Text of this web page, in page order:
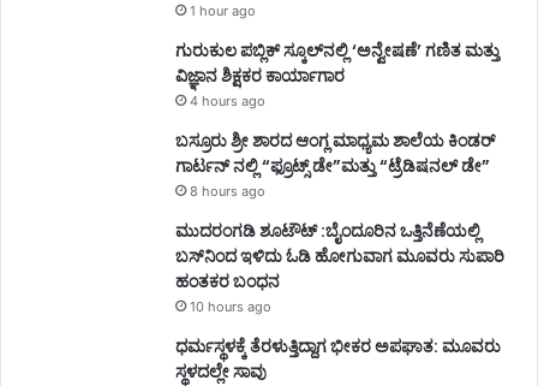
1 hour ago
ಗುರುಕುಲ ಪಬ್ಲಿಕ್ ಸ್ಕೂಲ್‌ನಲ್ಲಿ ‘ಅನ್ವೇಷಣೆ’ ಗಣಿತ ಮತ್ತು
ವಿಜ್ಞಾನ ಶಿಕ್ಷಕರ ಕಾರ್ಯಾಗಾರ
4 hours ago
ಬಸ್ರೂರು ಶ್ರೀ ಶಾರದ ಆಂಗ್ಲ ಮಾಧ್ಯಮ ಶಾಲೆಯ ಕಿಂಡರ್
ಗಾರ್ಟನ್ ನಲ್ಲಿ “ಫ್ರೂಟ್ಸ್ ಡೇ”ಮತ್ತು “ಟ್ರೆಡಿಷನಲ್ ಡೇ”
8 hours ago
ಮುದರಂಗಡಿ ಶೂಟೌಟ್ :ಬೈಂದೂರಿನ ಒತ್ತಿನೆಣೆಯಲ್ಲಿ
ಬಸ್‌ನಿಂದ ಇಳಿದು ಓಡಿ ಹೋಗುವಾಗ ಮೂವರು ಸುಪಾರಿ
ಹಂತಕರ ಬಂಧನ
10 hours ago
ಧರ್ಮಸ್ಥಳಕ್ಕೆ ತೆರಳುತ್ತಿದ್ದಾಗ ಭೀಕರ ಅಪಘಾತ: ಮೂವರು
ಸ್ಥಳದಲ್ಲೇ ಸಾವು